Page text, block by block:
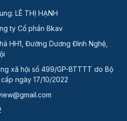
LÊ THỊ HẠNH
ty Cổ phần Bkav
HH1, Đường Dương Đình Nghệ,
xã hội số 499/GP-BTTTT do Bộ
ngày 17/10/2022